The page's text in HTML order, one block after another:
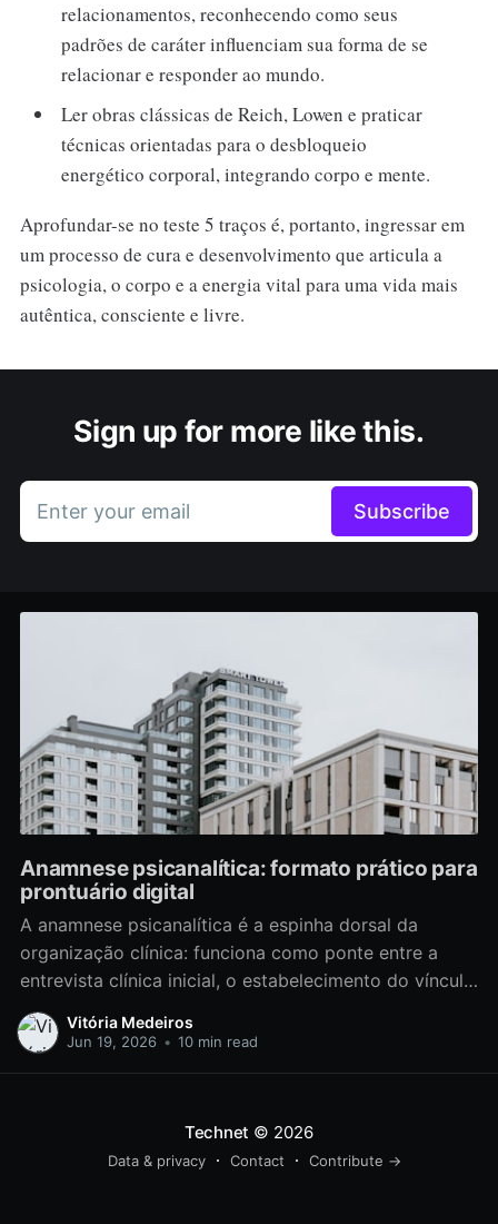
relacionamentos, reconhecendo como seus
padrões de caráter influenciam sua forma de se
relacionar e responder ao mundo.
Ler obras clássicas de Reich, Lowen e praticar
técnicas orientadas para o desbloqueio
energético corporal, integrando corpo e mente.
Aprofundar-se no teste 5 traços é, portanto, ingressar em
um processo de cura e desenvolvimento que articula a
psicologia, o corpo e a energia vital para uma vida mais
autêntica, consciente e livre.
Sign up for more like this.
Enter your email Subscribe
Anamnese psicanalítica: formato prático para
prontuário digital
A anamnese psicanalítica é a espinha dorsal da
organização clínica: funciona como ponte entre a
entrevista clínica inicial, o estabelecimento do vínculo
terapêutico, e a construção do prontuário psicológico
que sustentará toda a prática clínica. Uma anamnese
Vitória Medeiros
Jun 19, 2026 • 10 min read
Technet © 2026
Data & privacy Contact Contribute →